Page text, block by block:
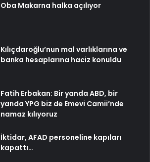
Oba Makarna halka açılıyor
Kılıçdaroğlu’nun mal varlıklarına ve
banka hesaplarına haciz konuldu
Fatih Erbakan: Bir yanda ABD, bir
yanda YPG biz de Emevi Camii’nde
namaz kılıyoruz
İktidar, AFAD personeline kapıları
kapattı…